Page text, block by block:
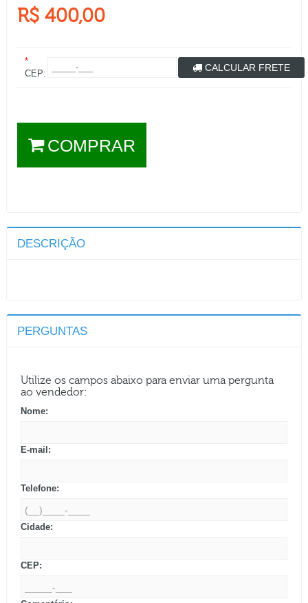
R$ 400,00
*
CEP:
CALCULAR FRETE
COMPRAR
DESCRIÇÃO
PERGUNTAS
Utilize os campos abaixo para enviar uma pergunta
ao vendedor:
Nome:
E-mail:
Telefone:
Cidade:
CEP: